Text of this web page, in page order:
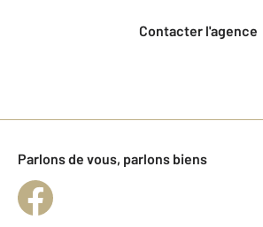
Contacter l'agence
Parlons de vous, parlons biens